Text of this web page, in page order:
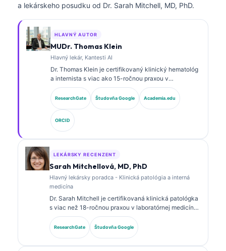
a lekárskeho posudku od Dr. Sarah Mitchell, MD, PhD.
HLAVNÝ AUTOR
MUDr. Thomas Klein
Hlavný lekár, Kantesti AI
Dr. Thomas Klein je certifikovaný klinický hematológ
a internista s viac ako 15-ročnou praxou v
laboratórnej medicíne a analýze klinických údajov s
podporou AI. Ako hlavný lekársky riaditeľ v
spoločnosti Kantesti AI poskytuje klinický dohľad nad
medicínskou presnosťou proprietárnej neurónovej
siete. Dr. Klein publikoval rozsiahle práce o
interpretácii biomarkerov a laboratórnej diagnostike v
oblasti laboratórnej medicíny.
ResearchGate Študovňa Google Academia.edu
ORCID
LEKÁRSKY RECENZENT
Sarah Mitchellová, MD, PhD
Hlavný lekársky poradca - Klinická patológia a interná
medicína
Dr. Sarah Mitchell je certifikovaná klinická patológka
s viac než 18-ročnou praxou v laboratórnej medicíne
a diagnostickej analýze. Má špecializované
certifikácie v klinickej biochémii a rozsiahle
publikovala o paneloch biomarkerov a laboratórnej
ResearchGate Študovňa Google